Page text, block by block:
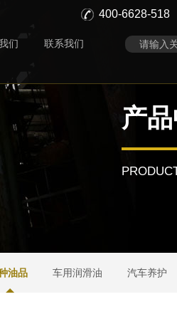
400-6628-518
们 联系我们
产
油品 车用润滑油 汽车养护